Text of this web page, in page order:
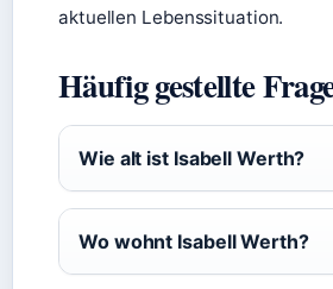
aktuellen Lebenssituation.
Häufig gestellte
Wie alt ist Isabell Werth?
Wo wohnt Isabell Werth?